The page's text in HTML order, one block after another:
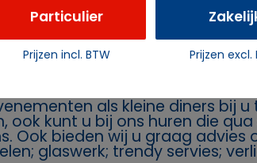
Rozema
u een feest en heeft u
als kleine diners bij u
ook kunt u bij ons huren die
Ook bieden wij u graag
glaswerk; trendy servies;
Particulier
Prijzen incl. BTW Prijzen excl.